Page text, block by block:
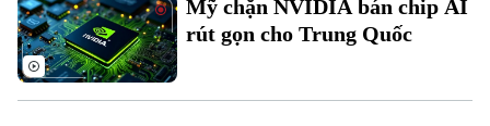
Đất đai
Kinh nghiệm
Xe máy
Thị trường
Tuyển sinh
Hướng nghiệp
Tin tức
Sức khỏe
Y tế
Mỹ chặn NVIDIA bán chip AI
rút gọn cho Trung Quốc